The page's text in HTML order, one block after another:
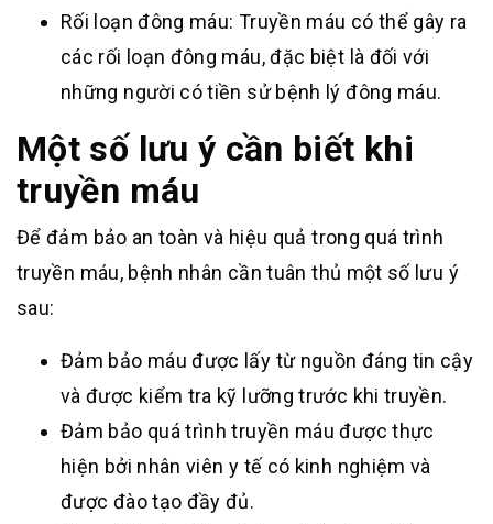
Rối loạn đông máu: Truyền máu có thể gây ra
các rối loạn đông máu, đặc biệt là đối với
những người có tiền sử bệnh lý đông máu.
Một số lưu ý cần biết khi
truyền máu
Để đảm bảo an toàn và hiệu quả trong quá trình
truyền máu, bệnh nhân cần tuân thủ một số lưu ý
sau:
Đảm bảo máu được lấy từ nguồn đáng tin cậy
và được kiểm tra kỹ lưỡng trước khi truyền.
Đảm bảo quá trình truyền máu được thực
hiện bởi nhân viên y tế có kinh nghiệm và
được đào tạo đầy đủ.